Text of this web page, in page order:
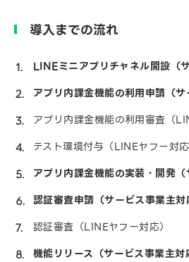
導入までの流れ
LINEミニアプリチャネル開設（
アプリ内課金機能の利用申請（サ
アプリ内課金機能の利用審査（
テスト環境付与（LINEヤフー対応
アプリ内課金機能の実装・開発
認証審査申請（サービス事業主対
認証審査（LINEヤフー対応）
機能リリース（サービス事業主対